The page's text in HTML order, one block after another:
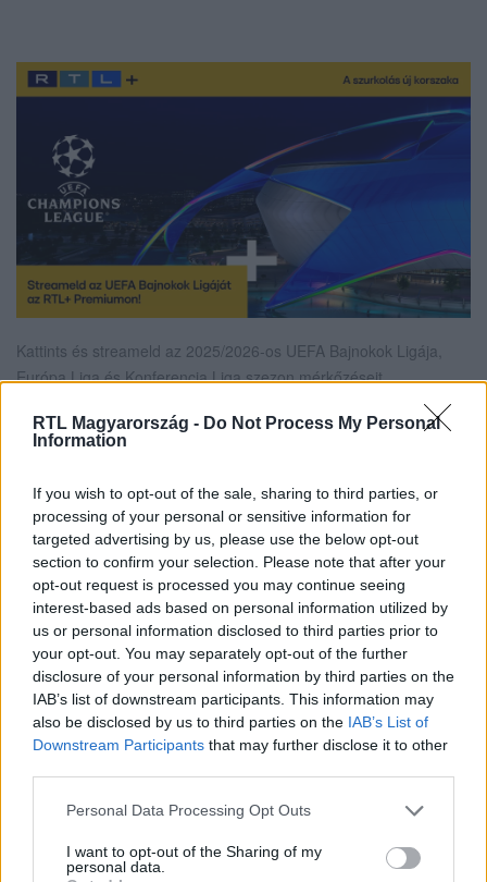
RTL Magyarország - Do Not Process My Personal
Information
If you wish to opt-out of the sale, sharing to third parties, or
processing of your personal or sensitive information for
targeted advertising by us, please use the below opt-out
section to confirm your selection. Please note that after your
opt-out request is processed you may continue seeing
interest-based ads based on personal information utilized by
us or personal information disclosed to third parties prior to
your opt-out. You may separately opt-out of the further
disclosure of your personal information by third parties on the
IAB’s list of downstream participants. This information may
also be disclosed by us to third parties on the IAB’s List of
Downstream Participants that may further disclose it to other
Please note that this website/app uses one or more Google
not limited to your visit or usage behaviour. You may click to
grant or deny consent to Google and its third-party tags to
Personal Data Processing Opt Outs
I want to opt-out of the Sharing of my
personal data.
Kattints és streameld az 2025/2026-os UEFA Bajnokok Ligája,
Európa Liga és Konferencia Liga szezon mérkőzéseit
Itt állítsd be, hogy az RTL.hu az elsők között
legyen a Google-találatokban!
Kövess minket, és értesülj a friss hírekről a